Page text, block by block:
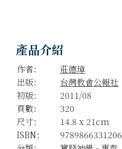
產品介紹
作者：
莊德璋
出版：
台灣教會公報社
初版：
2011/08
頁數：
320
尺寸：
14.8 x 21cm
ISBN：
9789866331206